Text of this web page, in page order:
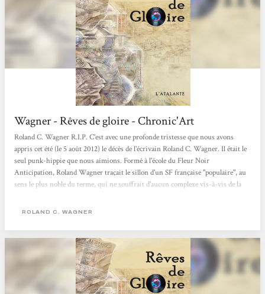
Wagner - Rêves de gloire - Chronic'Art
Roland C. Wagner R.I.P. C'est avec une profonde tristesse que nous avons
appris cet été (le 5 août 2012) le décès de l'écrivain Roland C. Wagner. Il était le
seul punk-hippie que nous aimions. Formé à l'école du Fleur Noir
Anticipation, Roland Wagner traçait le sillon d'un SF française "populaire", au
sens le plus noble du terme, qui ne souffrait d'aucun complexe vis-à-vis de la
(plus de cent nouvelles, une cinquantaine de romans et de traductions en
ROLAND C. WAGNER